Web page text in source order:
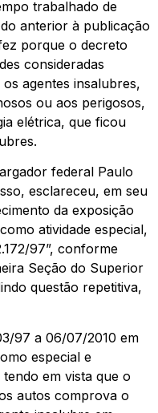
trabalhado de
anterior à publicação
porque o decreto
consideradas
agentes insalubres,
ou aos perigosos,
elétrica, que ficou
federal Paulo
esclareceu, em seu
da exposição
atividade especial,
97”, conforme
Seção do Superior
questão repetitiva,
97 a 06/07/2010 em
especial e
em vista que o
autos comprova o